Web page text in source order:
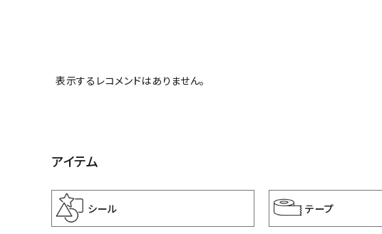
表示するレコメンドはありません。
アイテム
シール テープ